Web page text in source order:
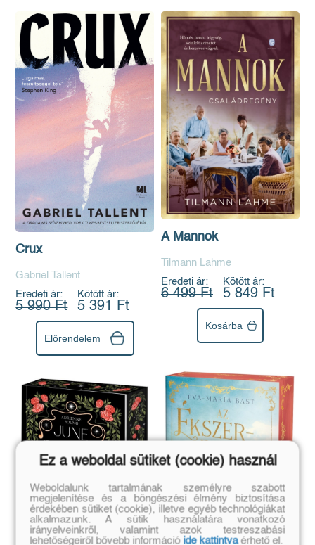
Crux
Gabriel Tallent
Eredeti ár:
5 990 Ft
Kötött ár:
5 391 Ft
Előrendelem
A Mannok
Tilmann Lahme
Eredeti ár:
6 499 Ft
Kötött ár:
5 849 Ft
Kosárba
Ez a weboldal sütiket (cookie) használ
Weboldalunk tartalmának személyre szabott
megjelenítése és a böngészési élmény biztosítása
érdekében sütiket (cookie), illetve egyéb technológiákat
alkalmazunk. A sütik használatára vonatkozó
irányelveinkről, valamint azok testreszabási
lehetőségeiről bővebb információ ide kattintvaérhető el.